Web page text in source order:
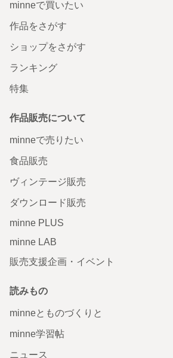
minneで買いたい
作品をさがす
ショップをさがす
ランキング
特集
作品販売について
minneで売りたい
食品販売
ヴィンテージ販売
ダウンロード販売
minne PLUS
minne LAB
販売支援企画・イベント
読みもの
minneとものづくりと
minne学習帖
ニュース